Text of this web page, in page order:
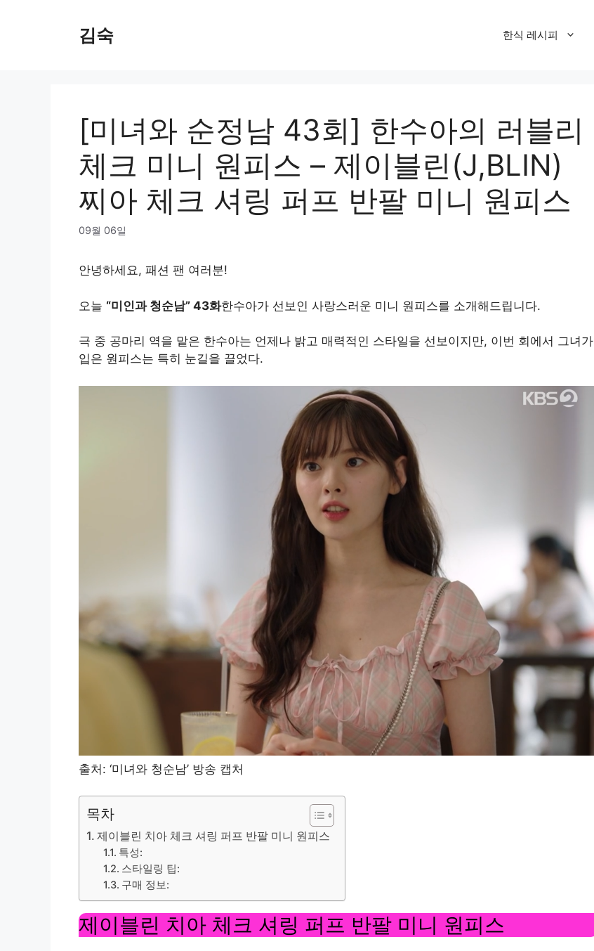
김숙 한식 레시피
[미녀와 순정남 43회] 한수아의 러블리
체크 미니 원피스 – 제이블린(J,BLIN)
찌아 체크 셔링 퍼프 반팔 미니 원피스
09월 06일
안녕하세요, 패션 팬 여러분!
오늘 “미인과 청순남” 43화한수아가 선보인 사랑스러운 미니 원피스를 소개해드립니다.
극 중 공마리 역을 맡은 한수아는 언제나 밝고 매력적인 스타일을 선보이지만, 이번 회에서 그녀가
입은 원피스는 특히 눈길을 끌었다.
출처: ‘미녀와 청순남’ 방송 캡처
목차
제이블린 치아 체크 셔링 퍼프 반팔 미니 원피스
특성:
스타일링 팁:
구매 정보:
제이블린 치아 체크 셔링 퍼프 반팔 미니 원피스